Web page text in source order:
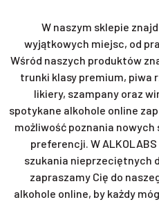
W naszym sklepie
wyjątkowych miejsc, od
Wśród naszych produktów
trunki klasy premium, piwa
likiery, szampany oraz
spotykane alkohole online
możliwość poznania nowych
preferencji. W ALKOLABS
szukania nieprzeciętnych
zapraszamy Cię do
alkohole online, by każdy